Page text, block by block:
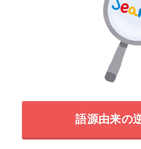
語源由来の